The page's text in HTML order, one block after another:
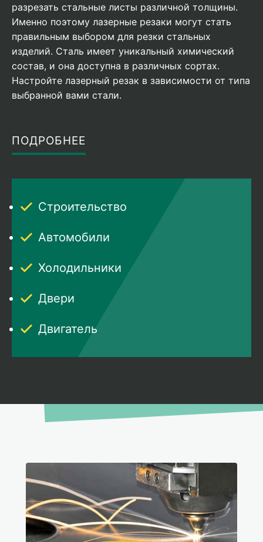
разрезать стальные листы различной толщины.
Именно поэтому лазерные резаки могут стать
правильным выбором для резки стальных
изделий. Сталь имеет уникальный химический
состав, и она доступна в различных сортах.
Настройте лазерный резак в зависимости от типа
выбранной вами стали.
ПОДРОБНЕЕ
Строительство
Автомобили
Холодильники
Двери
Двигатель